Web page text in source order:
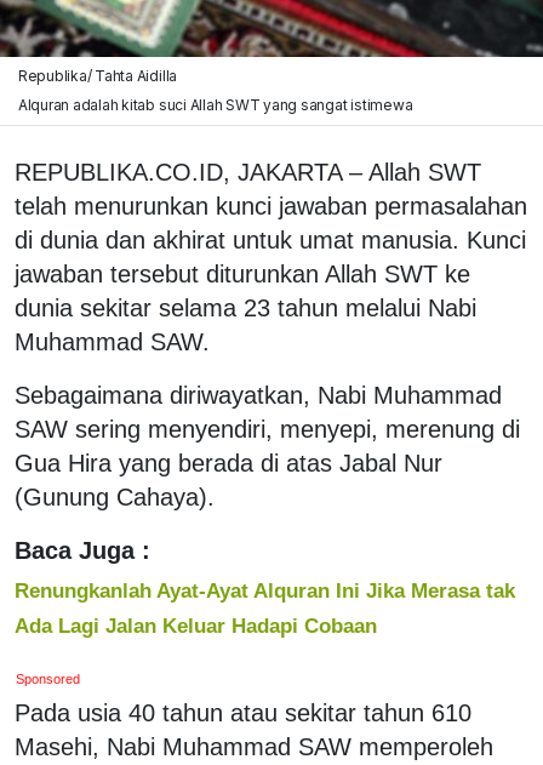
Republika/ Tahta Aidilla
Alquran adalah kitab suci Allah SWT yang sangat istimewa
REPUBLIKA.CO.ID, JAKARTA – Allah SWT
telah menurunkan kunci jawaban permasalahan
di dunia dan akhirat untuk umat manusia. Kunci
jawaban tersebut diturunkan Allah SWT ke
dunia sekitar selama 23 tahun melalui Nabi
Muhammad SAW.
Sebagaimana diriwayatkan, Nabi Muhammad
SAW sering menyendiri, menyepi, merenung di
Gua Hira yang berada di atas Jabal Nur
(Gunung Cahaya).
Baca Juga :
Renungkanlah Ayat-Ayat Alquran Ini Jika Merasa tak
Ada Lagi Jalan Keluar Hadapi Cobaan
Sponsored
Pada usia 40 tahun atau sekitar tahun 610
Masehi, Nabi Muhammad SAW memperoleh